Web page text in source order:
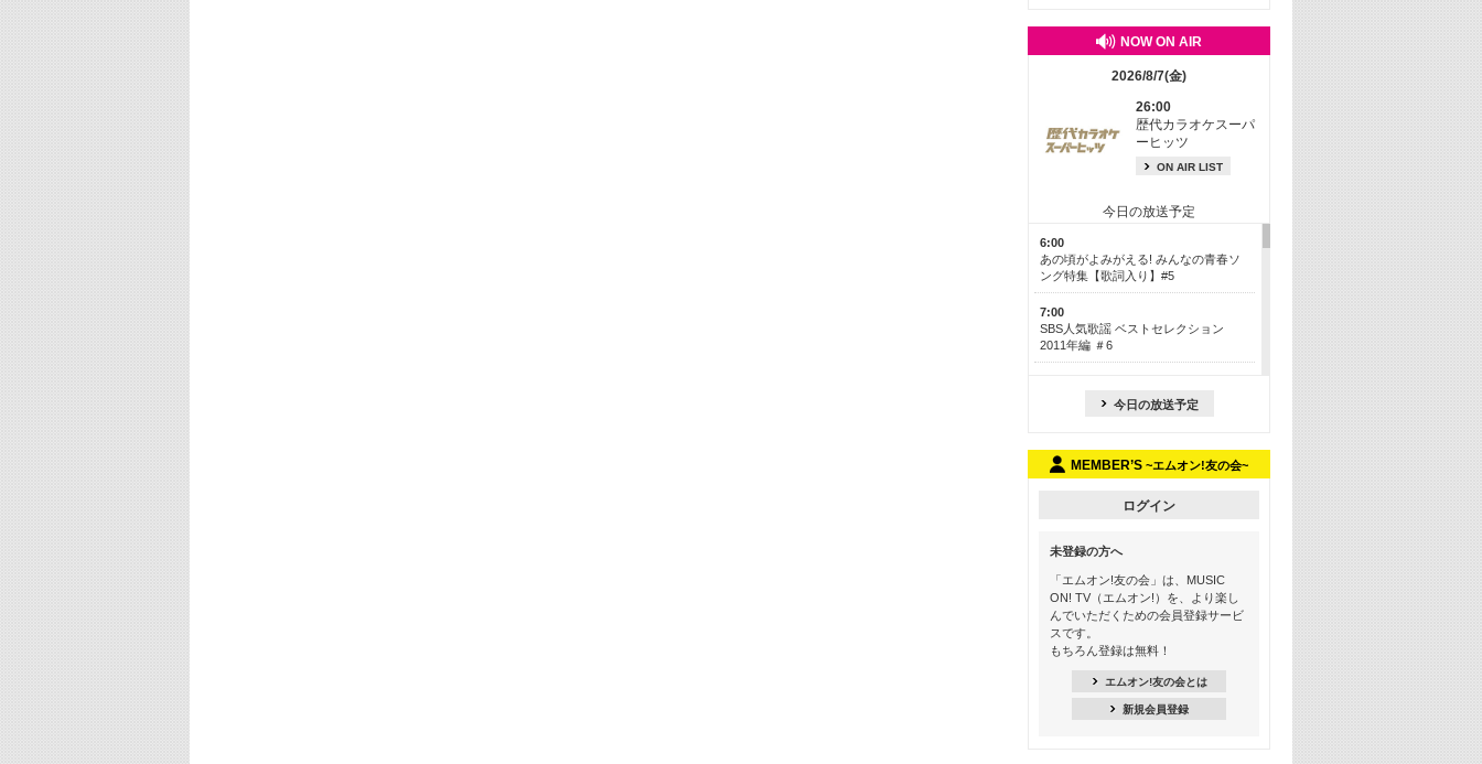
NOW ON AIR
2026/8/7(金)
26:00
歴代カラオケスーパ
ーヒッツ
ON AIR LIST
今日の放送予定
6:00
あの頃がよみがえる! みんなの青春ソ
ング特集【歌詞入り】#5
7:00
SBS人気歌謡 ベストセレクション
2011年編 ＃6
今も昔も愛される鉄板カラオケメドレ
ー【歌詞入り】 一挙5時間！
13:30
Apple Music カウントダウン 20
16:30
あのころK-POPヒッツ! 2018→2021年
18:30
M-ON! Countdown K
今日の放送予定
MEMBER’S ~エムオン!友の会~
ログイン
未登録の方へ
「エムオン!友の会」は、MUSIC
ON! TV（エムオン!）を、より楽し
んでいただくための会員登録サービ
スです。
もちろん登録は無料！
エムオン!友の会とは
新規会員登録